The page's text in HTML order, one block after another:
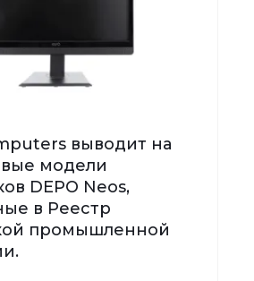
выводит на
модели
DEPO Neos,
в Реестр
промышленной